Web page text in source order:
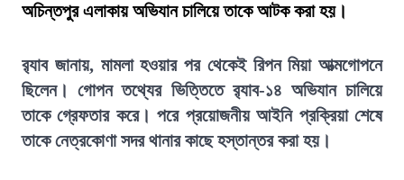
অচিন্তপুর এলাকায় অভিযান চালিয়ে তাকে আটক করা হয়।
র‍্যাব জানায়, মামলা হওয়ার পর থেকেই রিপন মিয়া আত্মগোপনে
ছিলেন। গোপন তথ্যের ভিত্তিতে র‍্যাব-১৪ অভিযান চালিয়ে
তাকে গ্রেফতার করে। পরে প্রয়োজনীয় আইনি প্রক্রিয়া শেষে
তাকে নেত্রকোণা সদর থানার কাছে হস্তান্তর করা হয়।